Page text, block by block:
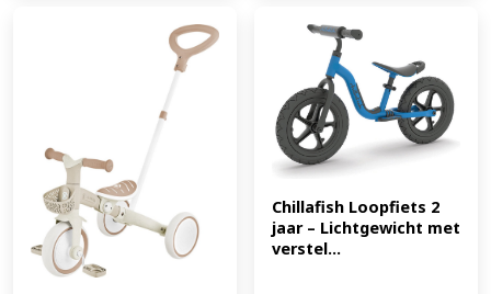
Chillafish Loopfiets 2
jaar – Lichtgewicht met
verstel...